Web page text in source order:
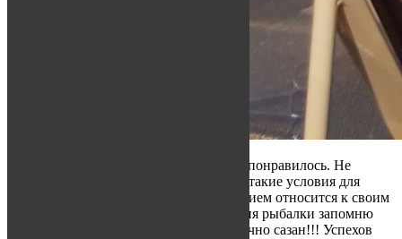
Был на базе с 25.09-30.09.2017г. Очень понравилось. Не
ожидал, что на Нижней Волге создали такие условия для
отдыха. Администрация базы с уважением относится к своим
гостям. Отличный егерь – Андрей. 4 дня рыбалки запомню
надолго. Щука, судак, окунь, ну и конечно сазан!!! Успехов